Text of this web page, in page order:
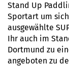
Stand Up
Sportart um
ausgewählte
Ihr auch im
Dortmund zu
angeboten zu